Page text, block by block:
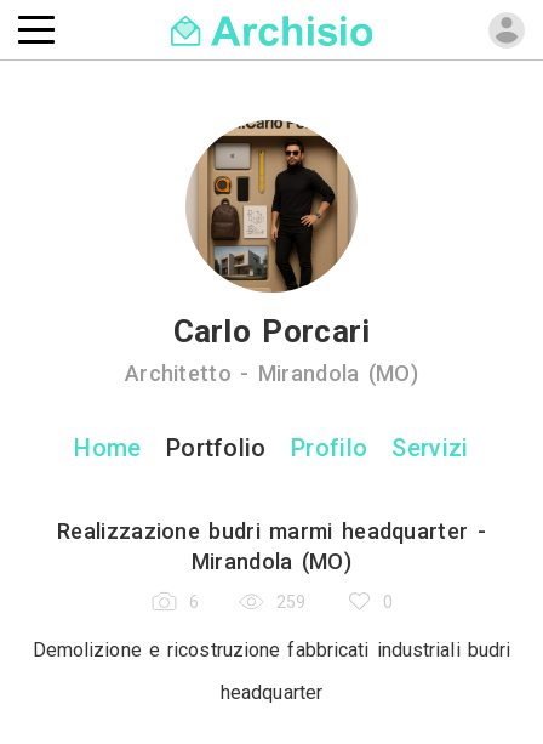
Carlo Porcari
Architetto - Mirandola (MO)
Home Portfolio Profilo Servizi
Realizzazione budri marmi headquarter -
Mirandola (MO)
6 259 0
Demolizione e ricostruzione fabbricati industriali budri
headquarter